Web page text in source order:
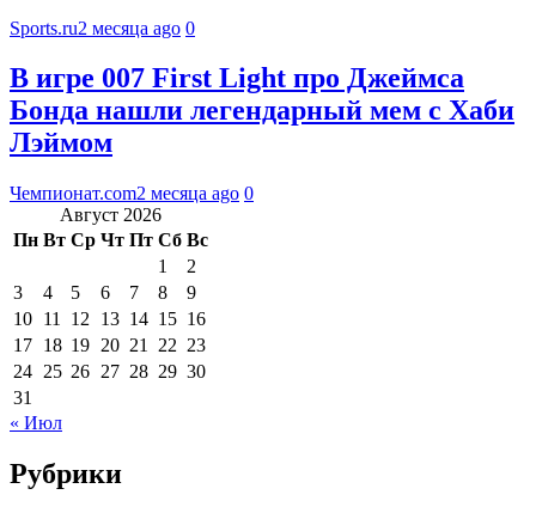
Sports.ru2 месяца ago 0
В игре 007 First Light про Джеймса
Бонда нашли легендарный мем с Хаби
Лэймом
Чемпионат.com2 месяца ago 0
Август 2026
Пн Вт Ср Чт Пт Сб Вс
1
2
3
4 5 6 7 8
9
10 11 12 13 14 15 16
17 18 19 20 21 22 23
24 25 26 27 28 29 30
31
« Июл
Рубрики